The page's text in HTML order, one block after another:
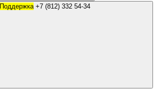
Поддержка +7 (812) 332 54-34